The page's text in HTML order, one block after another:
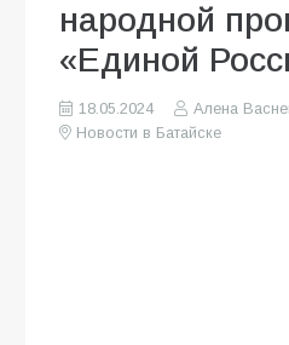
народной
«Единой
18.05.2024
Алена
Новости в Батайске